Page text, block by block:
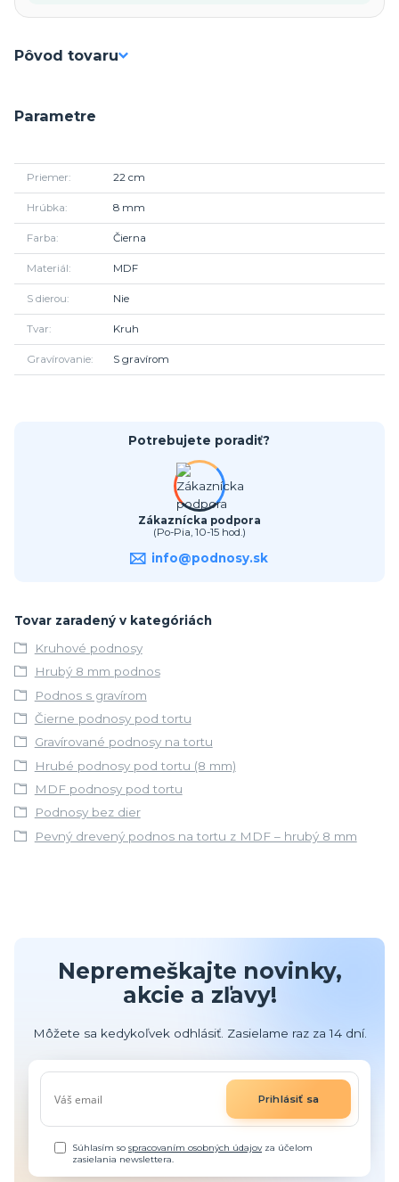
Pôvod tovaru
Parametre
Priemer 22 cm
Hrúbka 8 mm
Farba Čierna
Materiál MDF
S dierou Nie
Tvar Kruh
Gravírovanie S gravírom
Potrebujete poradiť?
Zákaznícka podpora
(Po-Pia, 10-15 hod.)
info@podnosy.sk
Tovar zaradený v kategóriách
Kruhové podnosy
Hrubý 8 mm podnos
Podnos s gravírom
Čierne podnosy pod tortu
Gravírované podnosy na tortu
Hrubé podnosy pod tortu (8 mm)
MDF podnosy pod tortu
Podnosy bez dier
Pevný drevený podnos na tortu z MDF – hrubý 8 mm
Nepremeškajte novinky,
akcie a zľavy!
Môžete sa kedykoľvek odhlásiť. Zasielame raz za 14 dní.
Prihlásiť sa
Súhlasím sospracovaním osobných údajovza účelom
zasielania newslettera.